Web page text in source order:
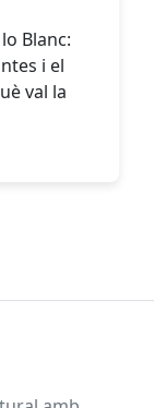
Blanc:
i el
val la